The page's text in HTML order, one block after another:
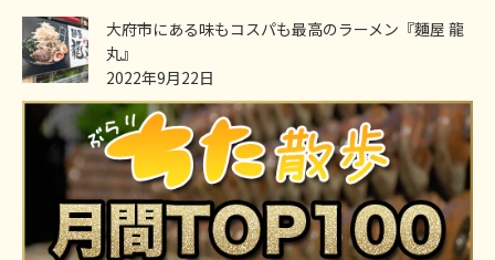
大府市にある味もコスパも最高のラーメン『麵屋 龍
丸』
2022年9月22日